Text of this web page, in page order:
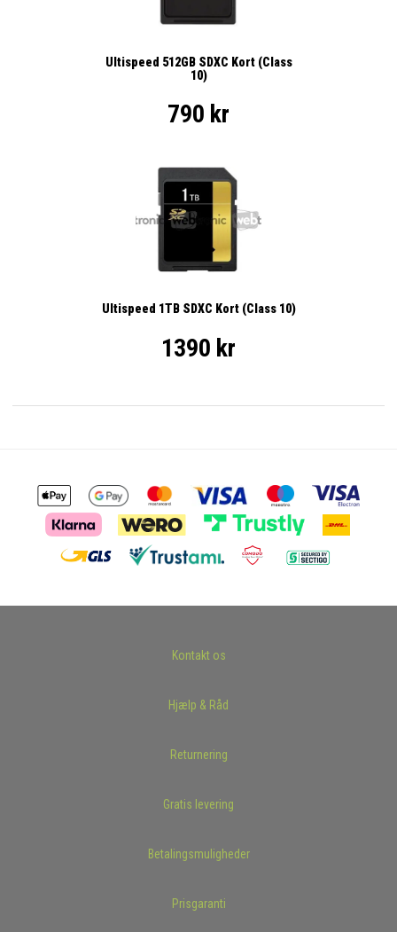
Ultispeed 512GB SDXC Kort (Class
10)
790 kr
Ultispeed 1TB SDXC Kort (Class 10)
1390 kr
Kontakt os
Hjælp & Råd
Returnering
Gratis levering
Betalingsmuligheder
Prisgaranti